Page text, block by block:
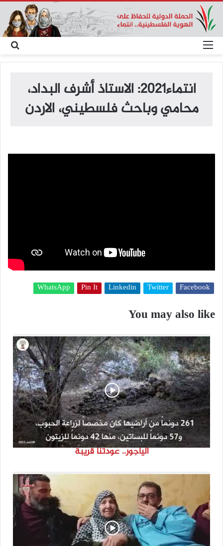
عن
انتماء2021: الاستاذ أشرف البداد،
محامي وباحث فلسطيني، الاردن
Facebook
Twitter
Linkedin
Pin It
WhatsApp
You may also like
الياجور.. عودتنا قريبة